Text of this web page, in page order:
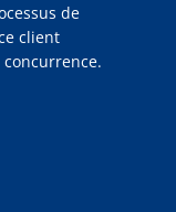
de
client